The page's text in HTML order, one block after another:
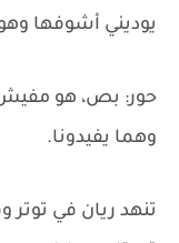
يوديني أشوفها
حور: بص، هو مفيش
وهما يفيدونا.
تنهد ريان في توتر